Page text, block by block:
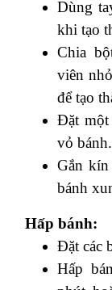
Dùng
khi tạo
Chia
viên
để tạo
Đặt một
vỏ bánh.
Gắn
bánh
Hấp bánh:
Đặt các
Hấp